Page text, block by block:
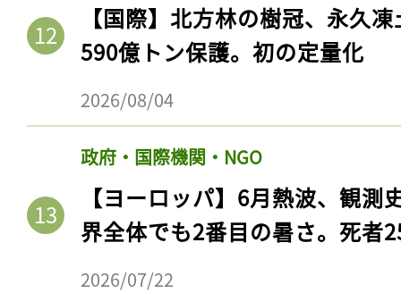
【国際】北方林の樹冠、永久
590億トン保護。初の定量化
2026/08/04
政府・国際機関・NGO
【ヨーロッパ】6月熱波、観
界全体でも2番目の暑さ。死者
2026/07/22